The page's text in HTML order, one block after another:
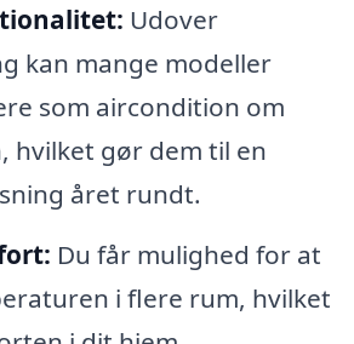
Udover
kan mange modeller
som aircondition om
hvilket gør dem til en
året rundt.
Du får mulighed for at
i flere rum, hvilket